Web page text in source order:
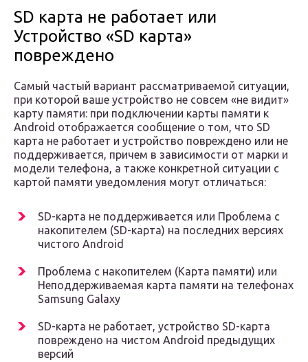
SD карта не работает или
Устройство «SD карта»
повреждено
Самый частый вариант рассматриваемой ситуации,
при которой ваше устройство не совсем «не видит»
карту памяти: при подключении карты памяти к
Android отображается сообщение о том, что SD
карта не работает и устройство повреждено или не
поддерживается, причем в зависимости от марки и
модели телефона, а также конкретной ситуации с
картой памяти уведомления могут отличаться:
SD-карта не поддерживается или Проблема с
накопителем (SD-карта) на последних версиях
чистого Android
Проблема с накопителем (Карта памяти) или
Неподдерживаемая карта памяти на телефонах
Samsung Galaxy
SD-карта не работает, устройство SD-карта
повреждено на чистом Android предыдущих
версий